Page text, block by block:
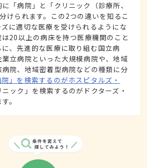
「病院」と「クリニック（診療所、
けられます。この2つの違いを知るこ
に適切な医療を受けられるようにな
は20以上の病床を持つ医療機関のこと
、先進的な医療に取り組む国立病
立病院といった大規模病院や、地域
院、地域密着型病院などの種類に分
院」を検索するのがホスピタルズ・
ック」を検索するのがドクターズ・
。